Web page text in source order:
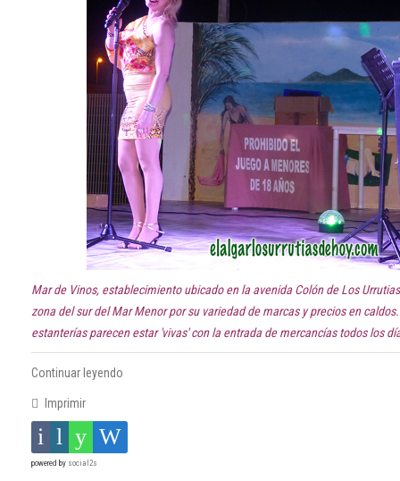
Mar de Vinos, establecimiento ubicado en la avenida Colón de Los
zona del sur del Mar Menor por su variedad de marcas y precios en
estanterías parecen estar 'vivas' con la entrada de mercancías todos los
Continuar leyendo
Imprimir
powered by social2s